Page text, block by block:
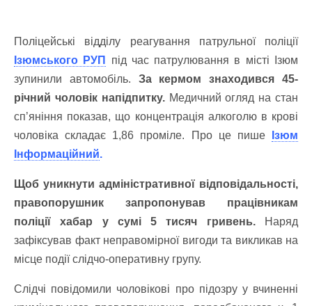
Поліцейські відділу реагування патрульної поліції
Ізюмського РУП
під час патрулювання в місті Ізюм
зупинили автомобіль. За кермом знаходився 45-
річний чоловік напідпитку.Медичний огляд на стан
сп’яніння показав, що концентрація алкоголю в крові
чоловіка складає 1,86 проміле. Про це пише
Ізюм
Інформаційний.
Щоб уникнути адміністративної відповідальності,
правопорушник запропонував працівникам
поліції хабар у сумі 5 тисяч гривень.Наряд
зафіксував факт неправомірної вигоди та викликав на
місце події слідчо-оперативну групу.
Слідчі повідомили чоловікові про підозру у вчиненні